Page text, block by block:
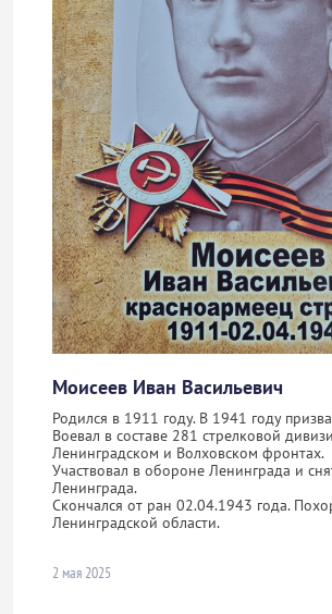
Моисеев Иван Васильевич
Родился в 1911 году. В 1941 году
Воевал в составе 281 стрелковой
Ленинградском и Волховском фронтах.
Участвовал в обороне Ленинграда и
Ленинграда.
Скончался от ран 02.04.1943 года.
Ленинградской области.
2 мая 2025